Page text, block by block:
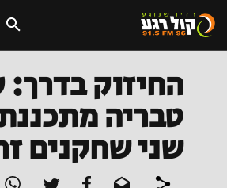
החיזוק בדרך:
טבריה
שני שחקנים